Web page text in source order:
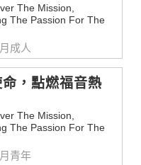
The Mission,
The Passion For The
成人
，點燃福音熱
The Mission,
The Passion For The
青年